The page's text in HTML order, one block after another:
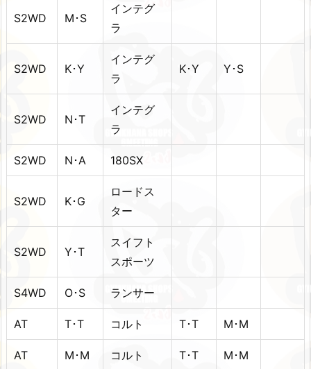
S2WD M･S
インテグ
ラ
S2WD K･Y
インテグ
ラ
K･Y Y･S
S2WD N･T
インテグ
ラ
S2WD N･A 180SX
S2WD K･G
ロードス
ター
S2WD Y･T
スイフト
スポーツ
S4WD O･S ランサー
AT T･T コルト T･T M･M
AT M･M コルト T･T M･M